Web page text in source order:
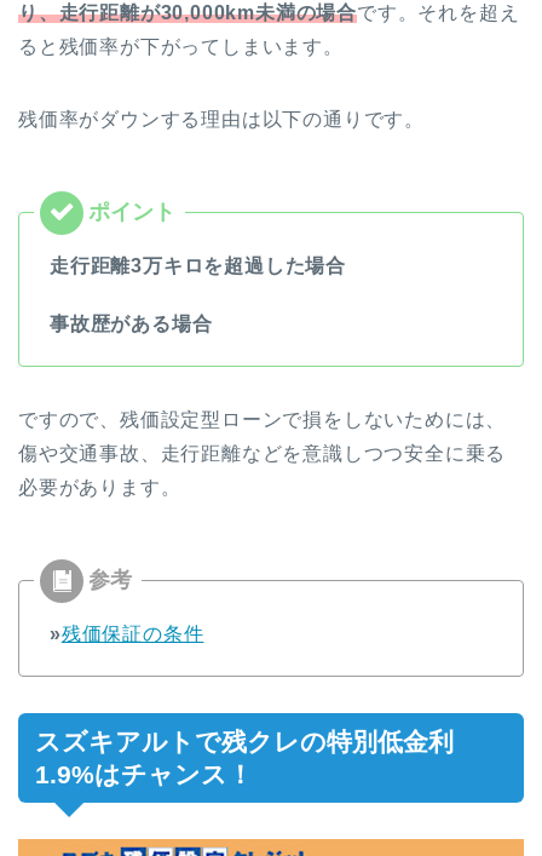
り、走行距離が30,000km未満の場合です。それを超え
ると残価率が下がってしまいます。
残価率がダウンする理由は以下の通りです。
走行距離3万キロを超過した場合
事故歴がある場合
ですので、残価設定型ローンで損をしないためには、
傷や交通事故、走行距離などを意識しつつ安全に乗る
必要があります。
»残価保証の条件
スズキアルトで残クレの特別低金利
1.9%はチャンス！